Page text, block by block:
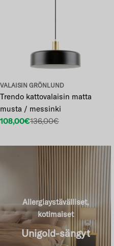
VALAISIN GRÖNLUND
Trendo kattovalaisin matta
musta / messinki
Etuhinta
108,00€
Normaalihinta
136,00€
Allergiaystävälliset,
kotimaiset
Unigold-sängyt